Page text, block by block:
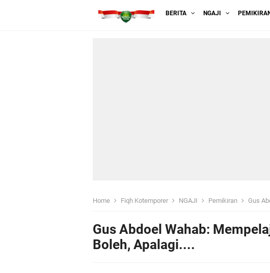
BERITA NGAJI PEMIKIRAN
Home Fiqh Kotemporer NGAJI Pemikiran Gus
Gus Abdoel Wahab:
Boleh, Apalagi....